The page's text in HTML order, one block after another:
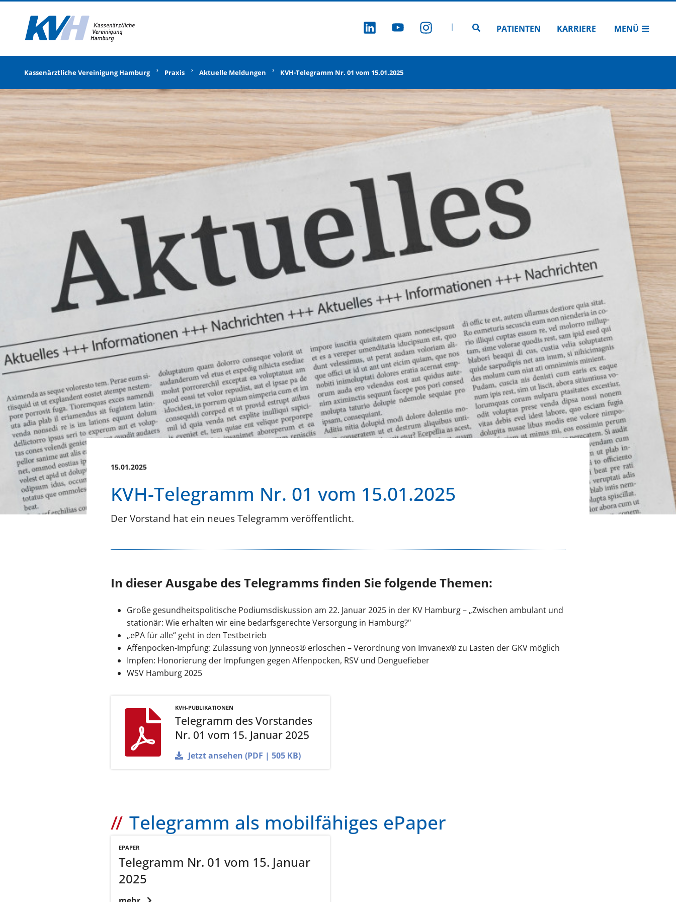
ZU LINKEDIN
ZU YOUTUBE
ZU INSTAGRAM
Zur Seitensuche
PATIENTEN KARRIERE MENÜ
Kassenärztliche Vereinigung Hamburg Praxis Aktuelle Meldungen KVH-Telegramm Nr. 01 vom 15.01.2025
15.01.2025
KVH-Telegramm Nr. 01 vom 15.01.2025
Der Vorstand hat ein neues Telegramm veröffentlicht.
In dieser Ausgabe des Telegramms finden Sie folgende Themen:
Große gesundheitspolitische Podiumsdiskussion am 22. Januar 2025 in der KV Hamburg – „Zwischen ambulant und
stationär: Wie erhalten wir eine bedarfsgerechte Versorgung in Hamburg?"
„ePA für alle“ geht in den Testbetrieb
Affenpocken-Impfung: Zulassung von Jynneos® erloschen – Verordnung von Imvanex® zu Lasten der GKV möglich
Impfen: Honorierung der Impfungen gegen Affenpocken, RSV und Denguefieber
WSV Hamburg 2025
KVH-PUBLIKATIONEN
Telegramm des Vorstandes
Nr. 01 vom 15. Januar 2025
Jetzt ansehen (PDF | 505 KB)
Telegramm als mobilfähiges ePaper
EPAPER
Telegramm Nr. 01 vom 15. Januar
2025